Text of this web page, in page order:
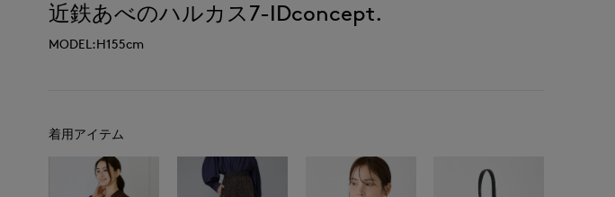
近鉄あべのハルカス7-IDconcept.
MODEL:H155cm
着用アイテム